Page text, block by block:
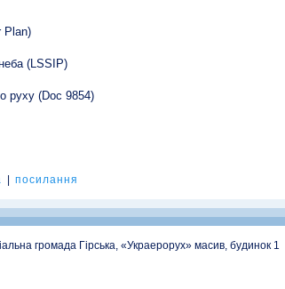
Plan)
(LSSIP)
руху (Doc 9854)
посилання
громада Гірська, «Украерорух» масив, будинок 1